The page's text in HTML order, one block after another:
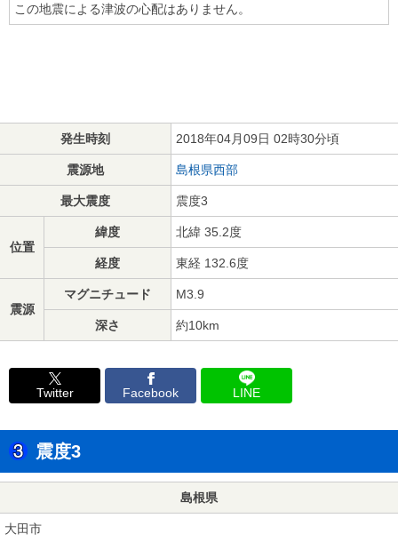
この地震による津波の心配はありません。
発生時刻 2018年04月09日 02時30分頃
震源地 島根県西部
最大震度 震度3
位置
緯度 北緯 35.2度
経度 東経 132.6度
震源
マグニチュード M3.9
深さ 約10km
Twitter Facebook LINE
震度3
島根県
大田市